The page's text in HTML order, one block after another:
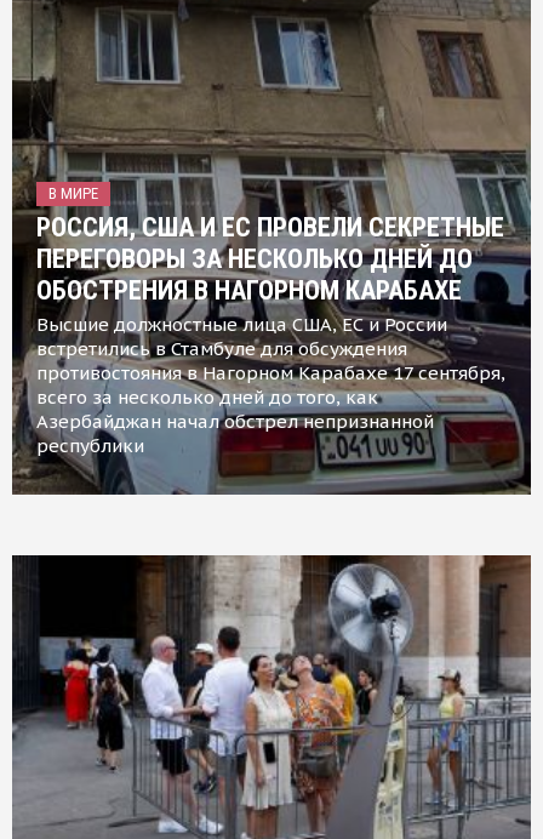
В МИРЕ
РОССИЯ, США И ЕС ПРОВЕЛИ СЕКРЕТНЫЕ
ПЕРЕГОВОРЫ ЗА НЕСКОЛЬКО ДНЕЙ ДО
ОБОСТРЕНИЯ В НАГОРНОМ КАРАБАХЕ
Высшие должностные лица США, ЕС и России
встретились в Стамбуле для обсуждения
противостояния в Нагорном Карабахе 17 сентября,
всего за несколько дней до того, как
Азербайджан начал обстрел непризнанной
республики